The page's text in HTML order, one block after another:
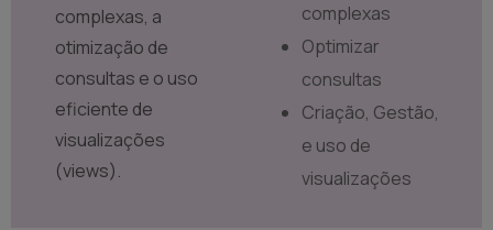
complexas, a
otimização de
consultas e o uso
eficiente de
visualizações
(views).
complexas
Optimizar
consultas
Criação, Gestão,
e uso de
visualizações